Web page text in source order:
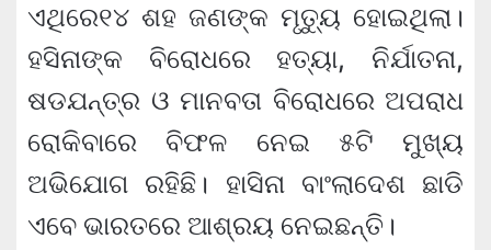
ଏଥିରେ୧୪ ଶହ ଜଣଙ୍କ ମୃତ୍ୟୁ ହୋଇଥିଲା।
ହସିନାଙ୍କ ବିରୋଧରେ ହତ୍ୟା, ନିର୍ଯାତନା,
ଷଡଯନ୍ତ୍ର ଓ ମାନବତା ବିରୋଧରେ ଅପରାଧ
ରୋକିବାରେ ବିଫଳ ନେଇ ୫ଟି ମୁଖ୍ୟ
ଅଭିଯୋଗ ରହିଛି। ହାସିନା ବାଂଲାଦେଶ ଛାଡି
ଏବେ ଭାରତରେ ଆଶ୍ରୟ ନେଇଛନ୍ତି।